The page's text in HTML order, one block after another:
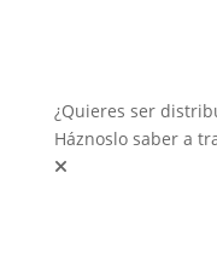
¿Quieres ser
Háznoslo saber a